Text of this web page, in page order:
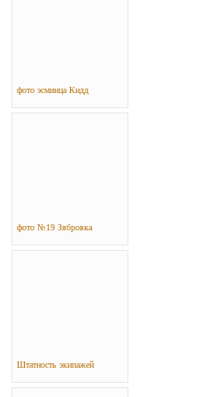
фото эсминца Кидд
фото №19 Зябровка
Штатность экипажей